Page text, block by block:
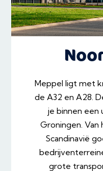
Meppel ligt met
de A32 en A28.
je binnen een
Groningen. Van
Scandinavië
grote